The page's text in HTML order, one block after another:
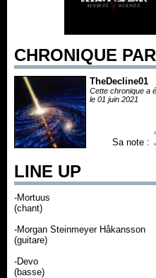
CHRONIQUE
TheDecline01
Cette chronique a
le 01 juin 2021
Sa note :
LINE UP
-Mortuus
(chant)
-Morgan Steinmeyer Håkansson
(guitare)
-Devo
(basse)